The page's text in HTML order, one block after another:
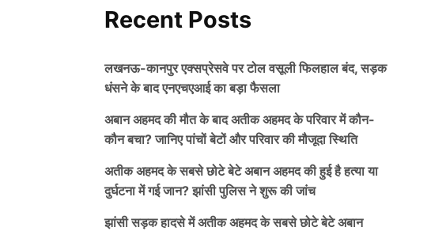
Recent Posts
लखनऊ-कानपुर एक्सप्रेसवे पर टोल वसूली फिलहाल बंद, सड़क
धंसने के बाद एनएचएआई का बड़ा फैसला
अबान अहमद की मौत के बाद अतीक अहमद के परिवार में कौन-
कौन बचा? जानिए पांचों बेटों और परिवार की मौजूदा स्थिति
अतीक अहमद के सबसे छोटे बेटे अबान अहमद की हुई है हत्या या
दुर्घटना में गई जान? झांसी पुलिस ने शुरू की जांच
झांसी सड़क हादसे में अतीक अहमद के सबसे छोटे बेटे अबान